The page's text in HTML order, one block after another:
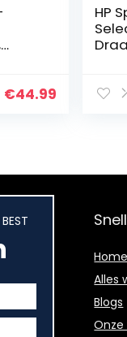
€44.99
HP
Home
Alles
Blogs
Onze